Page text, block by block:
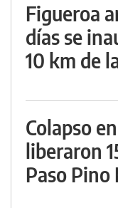
Figueroa
días se
10 km de
Colapso
liberaron
Paso Pino